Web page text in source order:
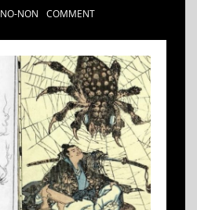
NO-NON COMMENT